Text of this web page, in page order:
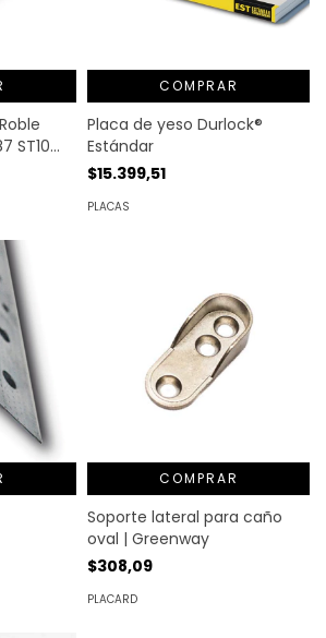
ST10
COMPRAR
Placa de yeso Durlock®
Estándar
$15.399,51
PLACAS
COMPRAR
Soporte lateral para caño
oval | Greenway
$308,09
PLACARD